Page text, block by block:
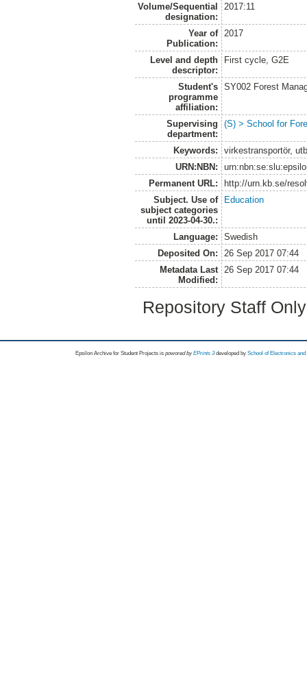
Volume/Sequential
designation:
2017:11
Year of
Publication:
2017
Level and depth
descriptor:
First cycle, G2E
Student's
programme
affiliation:
SY002 Forest
Supervising
department:
(S) > School for
Keywords:
virkestransportör,
URN:NBN:
Permanent URL:
http://urn.kb.se/
Subject. Use of
subject categories
until 2023-04-30.:
Education
Language:
Swedish
Deposited On:
26 Sep 2017 07:44
Metadata Last
Modified:
26 Sep 2017 07:44
Repository Staff
Epsilon Archive for Student Projects is powored byEPrints 3 developed by School of Electronics